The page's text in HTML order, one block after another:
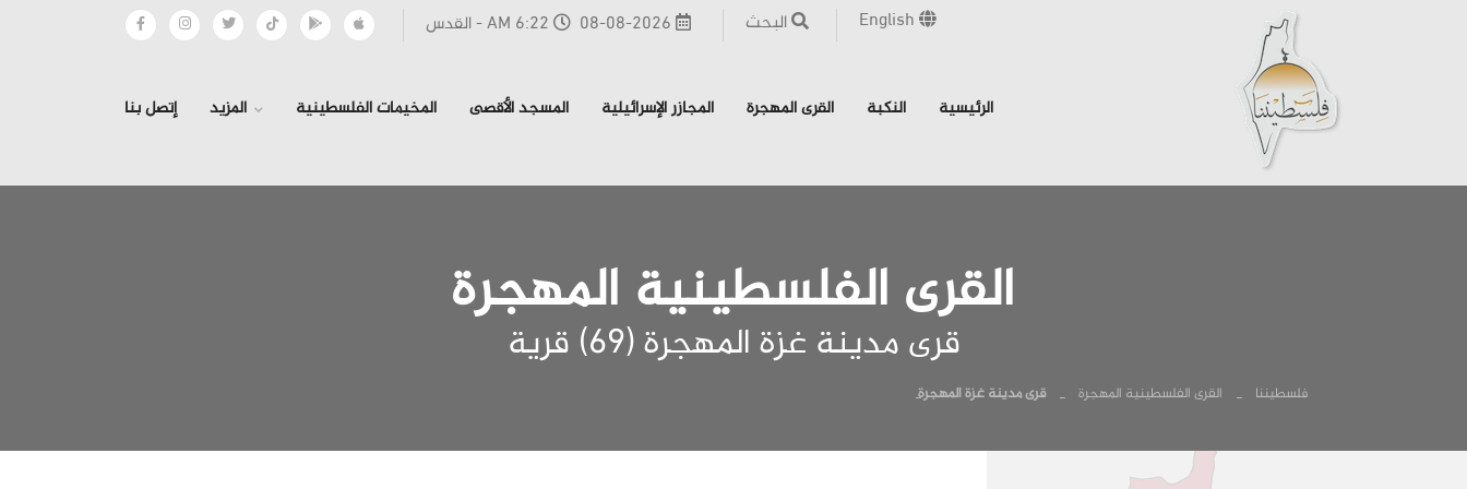
08-08-2026 6:22 AM - القدس البحث
الرئيسية النكبة القرى المهجرة المجازر الإسرائيلية المسجد الأقصى المخيمات الفلسطينية المزيد إتصل بنا
القرى الفلسطينية المهجرة
قرى مدينة غزة المهجرة (69) قرية
فلسطيننا القرى الفلسطينية المهجرة قرى مدينة غزة المهجرة